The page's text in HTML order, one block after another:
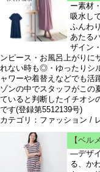
ー素材
吸水し
ふんわ
あたる
ザイン
ンピース・お風呂上がりに
れない時も◎・ゆったりシ
ャワーや着替えなどでも活
ゾンの中でスタッフがこの
ていると判断したイチオシ
です(登録第5512139号)
カテゴリ：ファッション /
【ベル
―デザ
る、か